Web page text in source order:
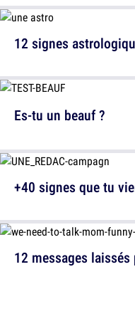
12 signes
12 messages
Es-tu un beauf ?
+40 signes que tu